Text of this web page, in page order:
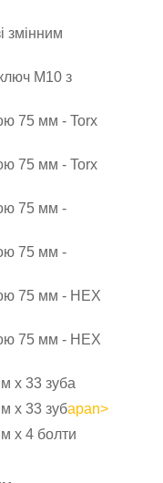
змінним
M10 з
75 мм - Torx
75 мм - Torx
75 мм -
75 мм -
75 мм - HEX
75 мм - HEX
x 33 зуба
x 33 зубаpan>
x 4 болти